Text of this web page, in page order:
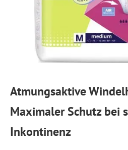
Atmungsaktive
Maximaler Schutz bei
Inkontinenz